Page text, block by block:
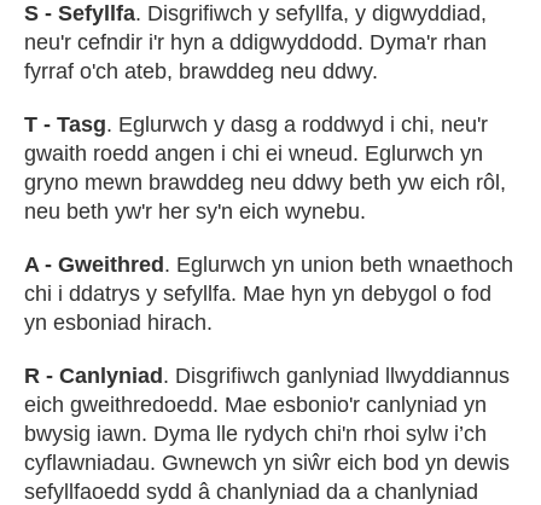
S - Sefyllfa. Disgrifiwch y sefyllfa, y digwyddiad,
neu'r cefndir i'r hyn a ddigwyddodd. Dyma'r rhan
fyrraf o'ch ateb, brawddeg neu ddwy.
T - Tasg. Eglurwch y dasg a roddwyd i chi, neu'r
gwaith roedd angen i chi ei wneud. Eglurwch yn
gryno mewn brawddeg neu ddwy beth yw eich rôl,
neu beth yw'r her sy'n eich wynebu.
A - Gweithred . Eglurwch yn union beth wnaethoch
chi i ddatrys y sefyllfa. Mae hyn yn debygol o fod
yn esboniad hirach.
R - Canlyniad . Disgrifiwch ganlyniad llwyddiannus
eich gweithredoedd. Mae esbonio'r canlyniad yn
bwysig iawn. Dyma lle rydych chi'n rhoi sylw i’ch
cyflawniadau. Gwnewch yn siŵr eich bod yn dewis
sefyllfaoedd sydd â chanlyniad da a chanlyniad